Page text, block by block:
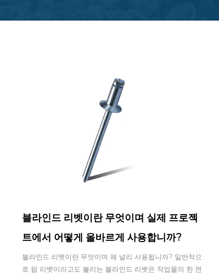
블라인드 리벳이란 무엇이며 실제 프로젝
트에서 어떻게 올바르게 사용합니까?
블라인드 리벳이란 무엇이며 왜 널리 사용됩니까? 일반적으
로 팝 리벳이라고도 불리는 블라인드 리벳은 작업물의 한 면